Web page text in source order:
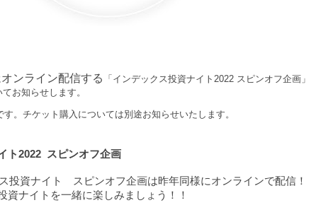
オンライン配信する 「インデックス投資ナイト 2022 スピンオフ企画 」
お知らせします。
。チケット購入については別途お知らせいたします。
ト2022 スピンオフ企画
投資ナイト　スピンオフ企画は昨年同様にオンラインで配信！
資ナイトを一緒に楽しみましょう！！